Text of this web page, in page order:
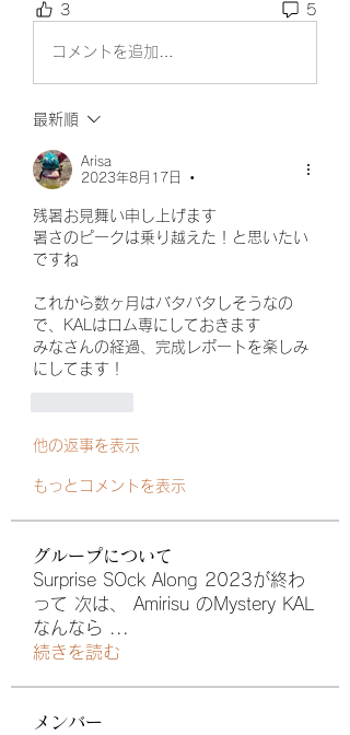
3 5
コメントを追加…
最新順
Arisa
2023年8月17日
•
残暑お見舞い申し上げます
暑さのピークは乗り越えた！と思いたい
ですね
これから数ヶ月はバタバタしそうなの
で、KALはロム専にしておきます
みなさんの経過、完成レポートを楽しみ
にしてます！
他の返事を表示
もっとコメントを表示
グループについて
Surprise SOck Along 2023が終わ
って 次は、 Amirisu のMystery KAL
なんなら
続きを読む
メンバー